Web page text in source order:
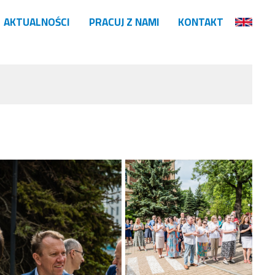
AKTUALNOŚCI PRACUJ Z NAMI KONTAKT